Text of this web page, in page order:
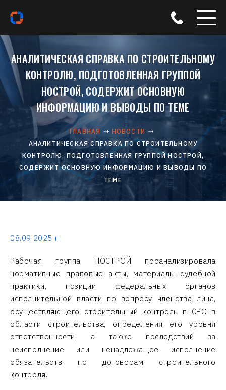
АНАЛИТИЧЕСКАЯ СПРАВКА ПО СТРОИТЕЛЬНОМУ
КОНТРОЛЮ, ПОДГОТОВЛЕННАЯ ГРУППОЙ
НОСТРОЙ, СОДЕРЖИТ ОСНОВНУЮ
ИНФОРМАЦИЮ И ВЫВОДЫ ПО ТЕМЕ
ГЛАВНАЯ
НОВОСТИ
АНАЛИТИЧЕСКАЯ СПРАВКА ПО СТРОИТЕЛЬНОМУ
КОНТРОЛЮ, ПОДГОТОВЛЕННАЯ ГРУППОЙ НОСТРОЙ,
СОДЕРЖИТ ОСНОВНУЮ ИНФОРМАЦИЮ И ВЫВОДЫ ПО
ТЕМЕ
08.09.2025 г.
Рабочая группа НОСТРОЙ проанализировала
нормативные правовые акты, материалы судебной
практики, позиции федеральных органов
исполнительной власти по вопросу членства лица,
осуществляющего строительный контроль в СРО в
области строительства, определения его уровня
ответственности, а также последствий за
неисполнение или ненадлежащее исполнение
обязательств по договорам строительного
контроля.